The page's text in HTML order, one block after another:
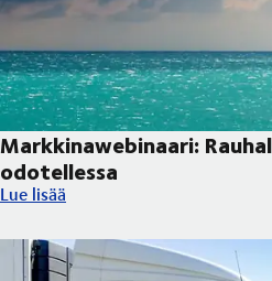
Markkinawebinaari:
odotellessa
Markkinawebinaari: Rauhallisempia
Lue lisää